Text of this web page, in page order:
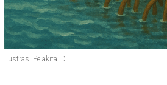
Ilustrasi Pelakita.ID